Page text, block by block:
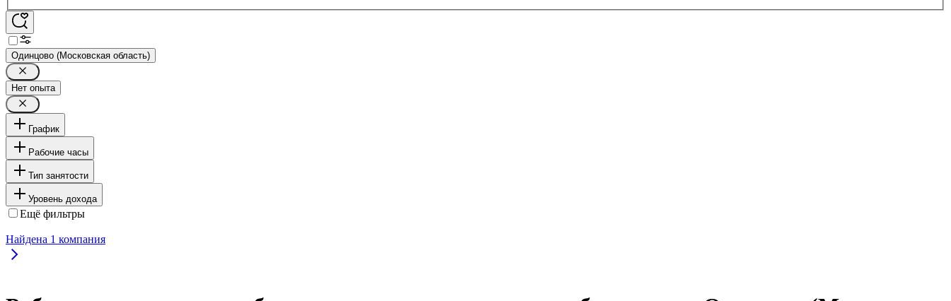
Одинцово (Московская область)
Нет опыта
График
Рабочие часы
Тип занятости
Уровень дохода
Ещё фильтры
Найдена 1 компания